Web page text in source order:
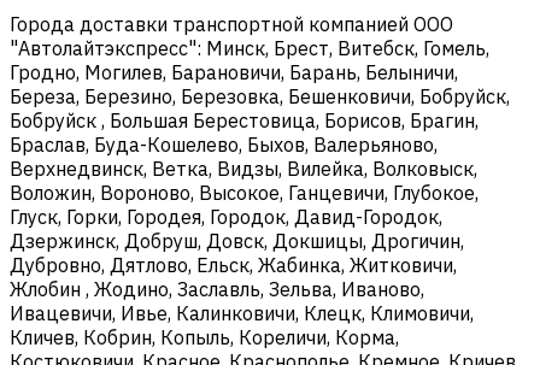
Города доставки транспортной компанией ООО
"Автолайтэкспресс": Минск, Брест, Витебск, Гомель,
Гродно, Могилев, Барановичи, Барань, Белыничи,
Береза, Березино, Березовка, Бешенковичи, Бобруйск,
Бобруйск , Большая Берестовица, Борисов, Брагин,
Браслав, Буда-Кошелево, Быхов, Валерьяново,
Верхнедвинск, Ветка, Видзы, Вилейка, Волковыск,
Воложин, Вороново, Высокое, Ганцевичи, Глубокое,
Глуск, Горки, Городея, Городок, Давид-Городок,
Дзержинск, Добруш, Довск, Докшицы, Дрогичин,
Дубровно, Дятлово, Ельск, Жабинка, Житковичи,
Жлобин , Жодино, Заславль, Зельва, Иваново,
Ивацевичи, Ивье, Калинковичи, Клецк, Климовичи,
Кличев, Кобрин, Копыль, Кореличи, Корма,